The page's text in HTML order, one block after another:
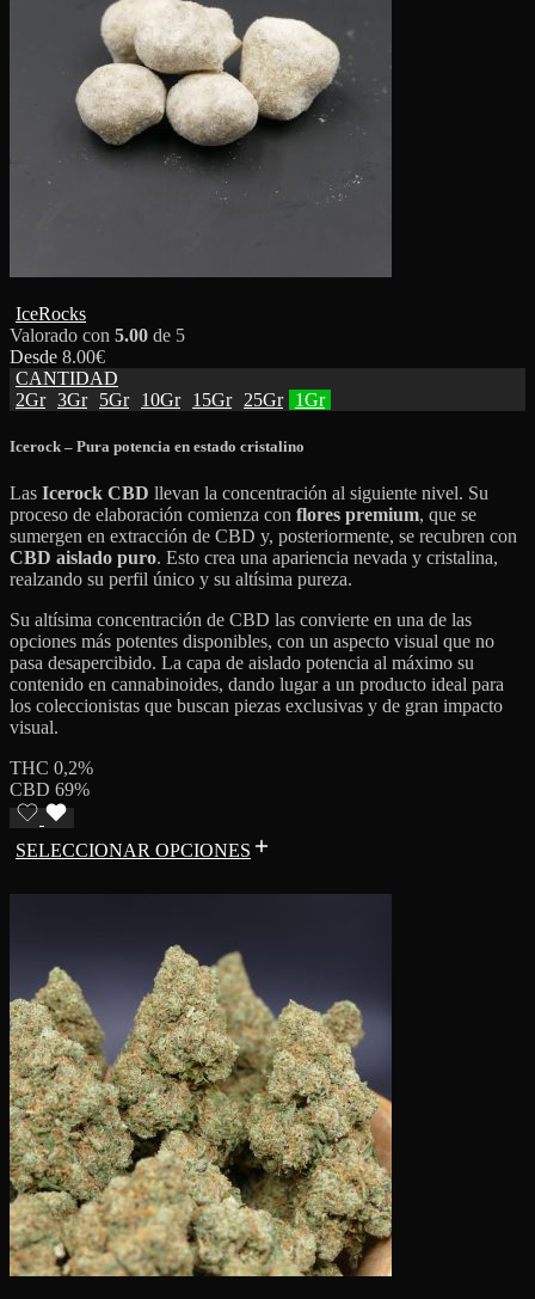
IceRocks
Valorado con 5.00 de 5
Desde 8.00€
CANTIDAD
2Gr 3Gr 5Gr 10Gr 15Gr 25Gr 1Gr
Icerock – Pura potencia en estado cristalino
Las Icerock CBD llevan la concentración al siguiente nivel. Su
proceso de elaboración comienza con flores premium, que se
sumergen en extracción de CBD y, posteriormente, se recubren con
CBD aislado puro. Esto crea una apariencia nevada y cristalina,
realzando su perfil único y su altísima pureza.
Su altísima concentración de CBD las convierte en una de las
opciones más potentes disponibles, con un aspecto visual que no
pasa desapercibido. La capa de aislado potencia al máximo su
contenido en cannabinoides, dando lugar a un producto ideal para
los coleccionistas que buscan piezas exclusivas y de gran impacto
visual.
THC 0,2%
CBD 69%
SELECCIONAR OPCIONES